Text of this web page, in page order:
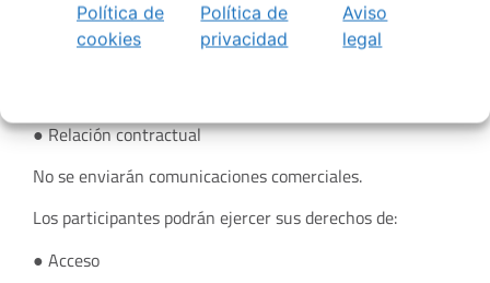
Política de
cookies
Política de
privacidad
Aviso
legal
● Gestión del concurso
● Publicación de ganadores
● Relación contractual
No se enviarán comunicaciones comerciales.
Los participantes podrán ejercer sus derechos de:
● Acceso